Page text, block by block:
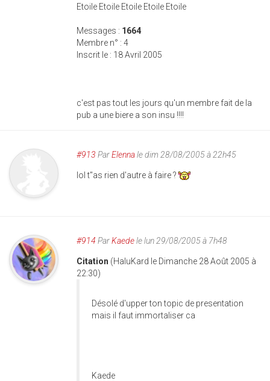
Etoile Etoile Etoile Etoile Etoile
Messages : 1664
Membre n° : 4
Inscrit le : 18 Avril 2005
c'est pas tout les jours qu'un membre fait de la
pub a une biere a son insu !!!!
#913 ParElennale dim 28/08/2005 à 22h45
lol t''as rien d'autre à faire ?
#914 ParKaedele lun 29/08/2005 à 7h48
Citation (HaluKard le Dimanche 28 Août 2005 à
22:30)
Désolé d'upper ton topic de presentation
mais il faut immortaliser ca
Kaede